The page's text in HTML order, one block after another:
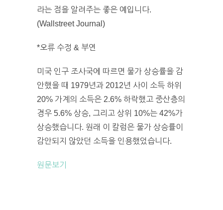
라는 점을 알려주는 좋은 예입니다.
(Wallstreet Journal)
*오류 수정 & 부연
미국 인구 조사국에 따르면 물가 상승률을 감
안했을 때 1979년과 2012년 사이 소득 하위
20% 가계의 소득은 2.6% 하락했고 중산층의
경우 5.6% 상승, 그리고 상위 10%는 42%가
상승했습니다. 원래 이 칼럼은 물가 상승률이
감안되지 않았던 소득을 인용했었습니다.
원문보기